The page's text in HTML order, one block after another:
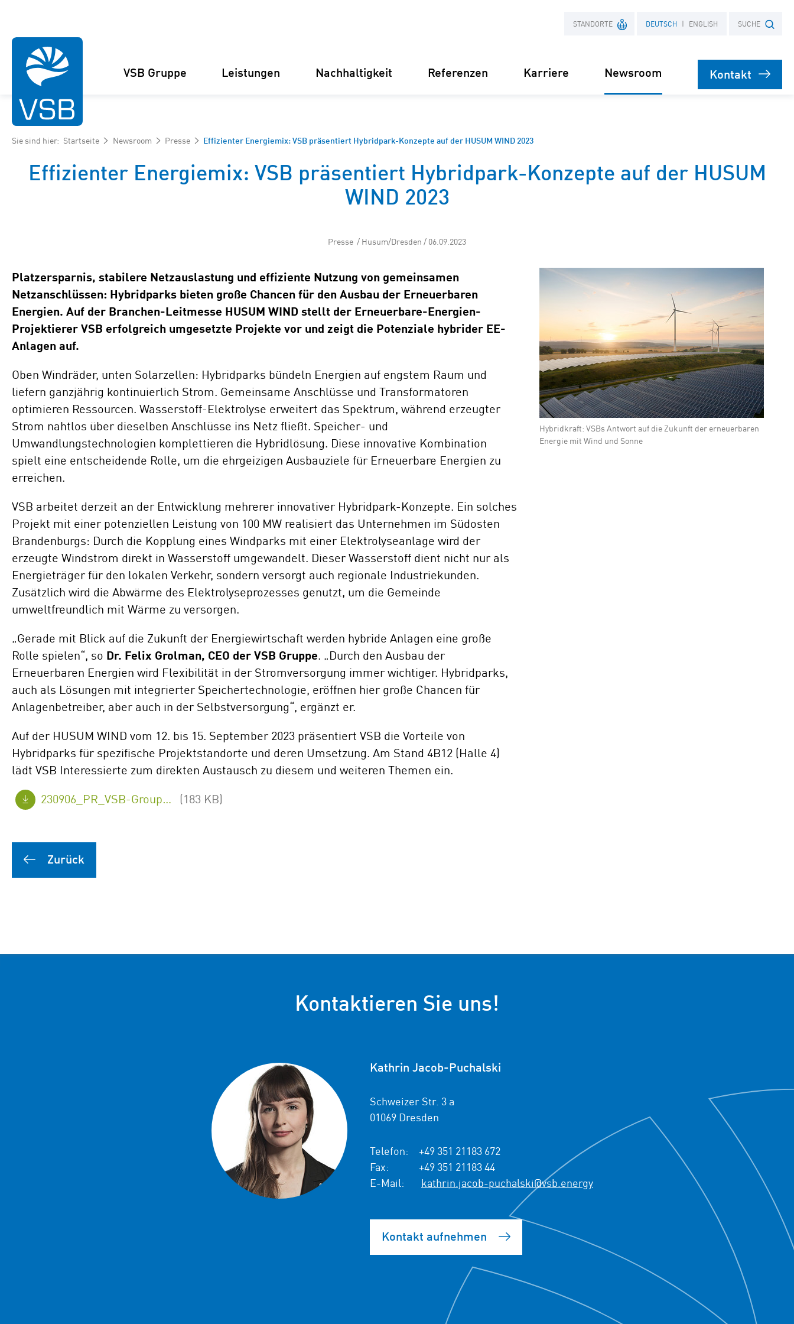
STANDORTE
Frankreich
DEUTSCH ENGLISH SUCHE
VSB Gruppe
Struktur
Standorte
Innovation
Leistungen
Windenergie-Projekte
Repowering
Batteriespeicherlösungen
Energielösungen
Umspannwerke
Erneuerbare
E-Mobility Lösungen
Nachhaltigkeit Referenzen Karriere Newsroom Kontakt
Sie sind hier: Startseite Newsroom Presse Effizienter Energiemix: VSB präsentiert Hybridpark-Konzepte auf der HUSUM WIND 2023
Effizienter Energiemix: VSB präsentiert Hybridpark-Konzepte auf der HUSUM
WIND 2023
Presse / Husum/Dresden / 06.09.2023
Platzersparnis, stabilere Netzauslastung und effiziente Nutzung von gemeinsamen
Netzanschlüssen: Hybridparks bieten große Chancen für den Ausbau der Erneuerbaren
Energien. Auf der Branchen-Leitmesse HUSUM WIND stellt der Erneuerbare-Energien-
Projektierer VSB erfolgreich umgesetzte Projekte vor und zeigt die Potenziale hybrider EE-
Anlagen auf.
Oben Windräder, unten Solarzellen: Hybridparks bündeln Energien auf engstem Raum und
liefern ganzjährig kontinuierlich Strom. Gemeinsame Anschlüsse und Transformatoren
optimieren Ressourcen. Wasserstoff-Elektrolyse erweitert das Spektrum, während erzeugter
Strom nahtlos über dieselben Anschlüsse ins Netz fließt. Speicher- und
Umwandlungstechnologien komplettieren die Hybridlösung. Diese innovative Kombination
spielt eine entscheidende Rolle, um die ehrgeizigen Ausbauziele für Erneuerbare Energien zu
erreichen.
VSB arbeitet derzeit an der Entwicklung mehrerer innovativer Hybridpark-Konzepte. Ein solches
Projekt mit einer potenziellen Leistung von 100 MW realisiert das Unternehmen im Südosten
Brandenburgs: Durch die Kopplung eines Windparks mit einer Elektrolyseanlage wird der
erzeugte Windstrom direkt in Wasserstoff umgewandelt. Dieser Wasserstoff dient nicht nur als
Energieträger für den lokalen Verkehr, sondern versorgt auch regionale Industriekunden.
Zusätzlich wird die Abwärme des Elektrolyseprozesses genutzt, um die Gemeinde
umweltfreundlich mit Wärme zu versorgen.
„Gerade mit Blick auf die Zukunft der Energiewirtschaft werden hybride Anlagen eine große
Rolle spielen“, so Dr. Felix Grolman, CEO der VSB Gruppe. „Durch den Ausbau der
Erneuerbaren Energien wird Flexibilität in der Stromversorgung immer wichtiger. Hybridparks,
auch als Lösungen mit integrierter Speichertechnologie, eröffnen hier große Chancen für
Anlagenbetreiber, aber auch in der Selbstversorgung“, ergänzt er.
Auf der HUSUM WIND vom 12. bis 15. September 2023 präsentiert VSB die Vorteile von
Hybridparks für spezifische Projektstandorte und deren Umsetzung. Am Stand 4B12 (Halle 4)
lädt VSB Interessierte zum direkten Austausch zu diesem und weiteren Themen ein.
230906_PR_VSB-Group_Hybridpark-Konzepte_FINAL_de.pdf (183 KB)
Hybridkraft: VSBs Antwort auf die Zukunft der erneuerbaren
Energie mit Wind und Sonne
Zurück
Kontaktieren Sie uns!
Kathrin Jacob-Puchalski
Schweizer Str. 3 a
01069 Dresden
Telefon:
+49 351 21183 672
Fax:
+49 351 21183 44
E-Mail:
kathrin.jacob-puchalski@vsb.energy
Kontakt aufnehmen